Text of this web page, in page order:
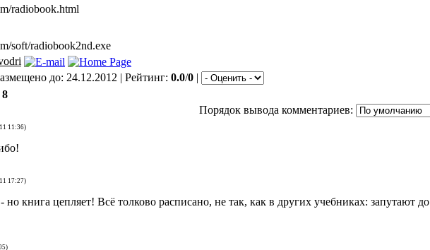
radiobook.html
soft/radiobook2nd.exe
до: 24.12.2012 | Рейтинг: 0.0/0 |
8
Порядок вывода комментариев:
11:36)
17:27)
книга цепляет! Всё толково расписано, не так, как в других учебниках: запутают до